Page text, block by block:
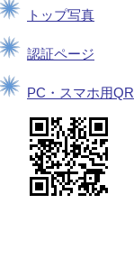
トップ写真
認証ページ
PC・スマホ用QR